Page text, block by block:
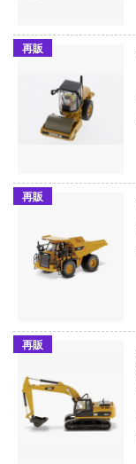
再販
再販
再販
ハウス
神：NIKKE
lain
ロボ シンカリオン
の子供たち
ントロボ
の人間嫌い教師